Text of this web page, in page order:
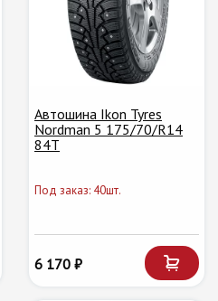
Автошина Ikon Tyres
Nordman 5 175/70/R14
84T
Под заказ: 40шт.
6 170 ₽